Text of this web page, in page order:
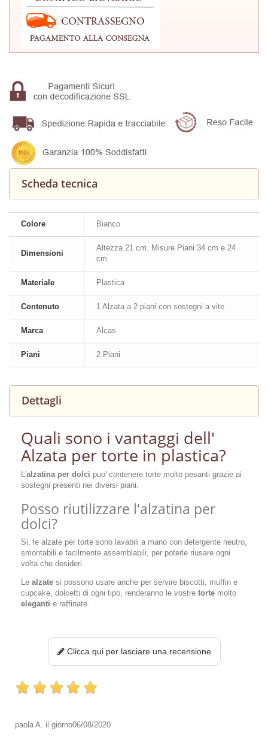
Scheda tecnica
Colore Bianco
Dimensioni
Altezza 21 cm. Misure Piani 34 cm e 24
cm.
Materiale Plastica
Contenuto 1 Alzata a 2 piani con sostegni a vite
Marca Alcas
Piani 2 Piani
Dettagli
Quali sono i vantaggi dell'
Alzata per torte in plastica?
L'alzatina per dolci puo' contenere torte molto pesanti grazie ai
sostegni presenti nei diversi piani.
Posso riutilizzare l'alzatina per
dolci?
Si, le alzate per torte sono lavabili a mano con detergente neutro,
smontabili e facilmente assemblabili, per poterle riusare ogni
volta che desideri.
Le alzate si possono usare anche per servire biscotti, muffin e
cupcake, dolcetti di ogni tipo, renderanno le vostre torte molto
eleganti e raffinate.
Clicca qui per lasciare una recensione
paola A. il giorno06/08/2020